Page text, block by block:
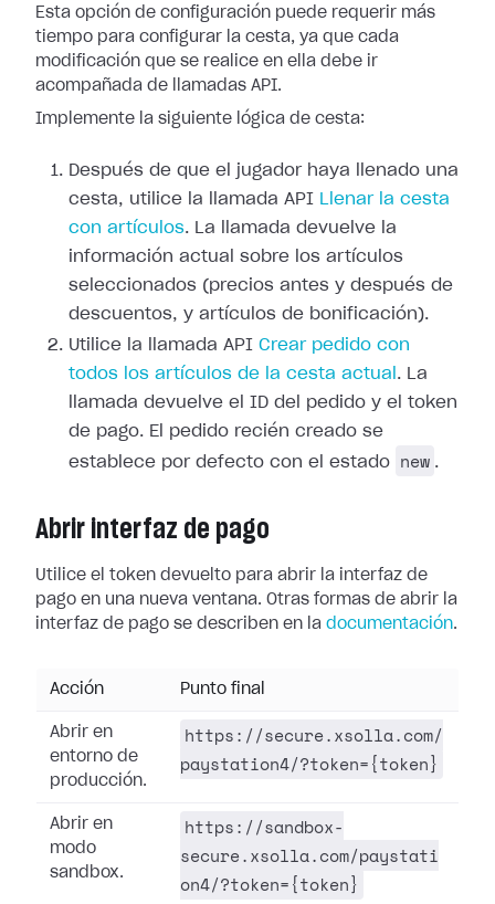
Esta opción de configuración puede requerir más
tiempo para configurar la cesta, ya que cada
modificación que se realice en ella debe ir
acompañada de llamadas API.
Implemente la siguiente lógica de cesta:
Después de que el jugador haya llenado una
cesta, utilice la llamada API Llenar la cesta
con artículos. La llamada devuelve la
información actual sobre los artículos
seleccionados (precios antes y después de
descuentos, y artículos de bonificación).
Utilice la llamada API Crear pedido con
todos los artículos de la cesta actual . La
llamada devuelve el ID del pedido y el token
de pago. El pedido recién creado se
establece por defecto con el estado
new .
Abrir interfaz de pago
Utilice el token devuelto para abrir la interfaz de
pago en una nueva ventana. Otras formas de abrir la
interfaz de pago se describen en la documentación.
Acción Punto final
Abrir en
entorno de
producción.
https://secure.xsolla.com/
paystation4/?token={token}
Abrir en
modo
sandbox.
https://sandbox-
secure.xsolla.com/paystati
on4/?token={token}